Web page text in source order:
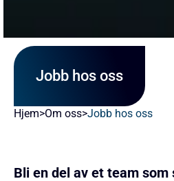
Jobb hos oss
Hjem>Om oss>Jobb hos oss
Bli en del av et team